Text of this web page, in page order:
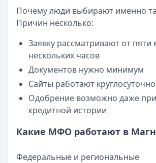
Читать новость
Смс о «одобренном займе» от
Кратко:
Опубликовано:23 ноября 2025 г.
Категория:МФО
Читать новость
Все новости
Почему люди выбирают именно
Причин несколько:
Заявку рассматривают от пяти
нескольких часов
Документов нужно минимум
Сайты работают круглосуточно
Одобрение возможно даже
кредитной истории
Какие МФО работают в
Федеральные и региональные